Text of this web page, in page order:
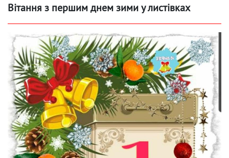
Вітання з першим днем ​​зими у листівках